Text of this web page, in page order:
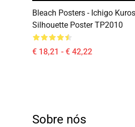
Bleach Posters - Ichigo
Silhouette Poster TP2010
€ 18,21 - € 42,22
Sobre nós